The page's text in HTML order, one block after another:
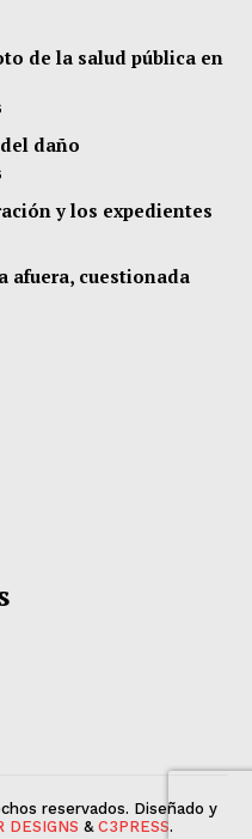
de la salud pública en
daño
y los expedientes
afuera, cuestionada
reservados. Diseñado y
DESIGNS & C3PRESS.